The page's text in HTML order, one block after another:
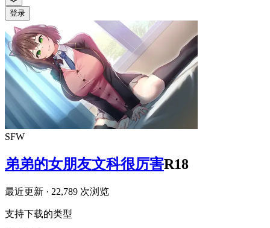
登录
SFW
弟弟的女朋友文科很厉害R18
最近更新 · 22,789 次浏览
支持下载的类型